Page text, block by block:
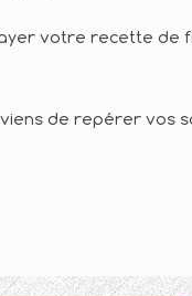
votre recette de
de repérer vos